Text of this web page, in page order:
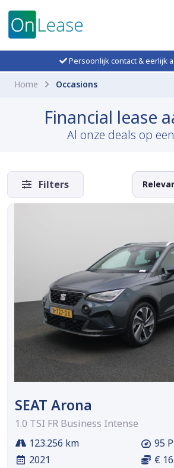
Persoonlijk contact & eerlijk
Home Occasions
Financial lease
Al onze deals op
Filters
SEAT Arona
1.0 TSI FR Business Intense
123.256 km
2021
95
€